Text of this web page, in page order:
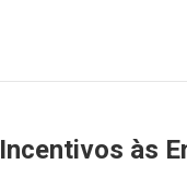
Incentivos às